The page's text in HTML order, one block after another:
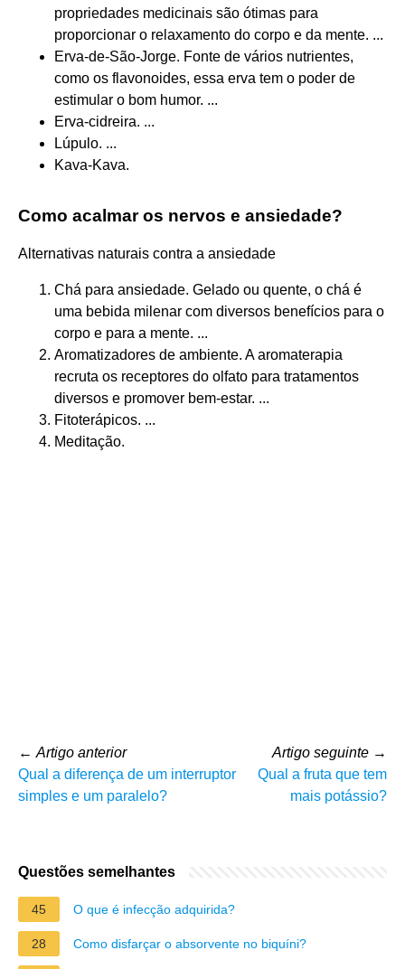
propriedades medicinais são ótimas para
proporcionar o relaxamento do corpo e da mente. ...
Erva-de-São-Jorge. Fonte de vários nutrientes,
como os flavonoides, essa erva tem o poder de
estimular o bom humor. ...
Erva-cidreira. ...
Lúpulo. ...
Kava-Kava.
Como acalmar os nervos e ansiedade?
Alternativas naturais contra a ansiedade
Chá para ansiedade. Gelado ou quente, o chá é
uma bebida milenar com diversos benefícios para o
corpo e para a mente. ...
Aromatizadores de ambiente. A aromaterapia
recruta os receptores do olfato para tratamentos
diversos e promover bem-estar. ...
Fitoterápicos. ...
Meditação.
← Artigo anterior
Qual a diferença de um interruptor
simples e um paralelo?
Artigo seguinte →
Qual a fruta que tem
mais potássio?
Questões semelhantes
45 O que é infecção adquirida?
28 Como disfarçar o absorvente no biquíni?